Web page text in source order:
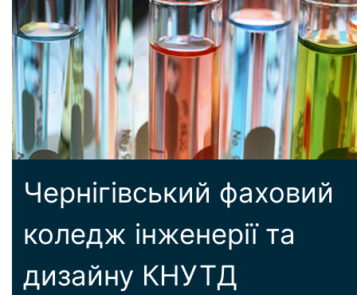
Чернігівський фаховий
коледж інженерії та
дизайну КНУТД